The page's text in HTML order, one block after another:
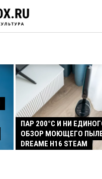
ПАР 200°C И НИ
ОБЗОР МОЮЩЕГО
DREAME H16 STEAM